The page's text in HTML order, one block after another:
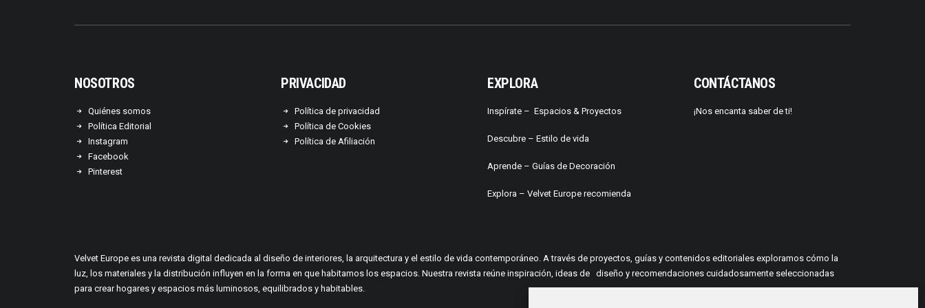
NOSOTROS
Quiénes somos
Política Editorial
Instagram
Facebook
Pinterest
PRIVACIDAD
Política de privacidad
Política de Cookies
Política de Afiliación
EXPLORA
Inspírate – Espacios & Proyectos
Descubre – Estilo de vida
Aprende – Guías de Decoración
Explora – Velvet Europe recomienda
CONTÁCTANOS
¡Nos encanta saber de ti!
Velvet Europe es una revista digital dedicada al diseño de interiores, la arquitectura y el estilo de vida contemporáneo. A través de proyectos, guías y contenidos editoriales exploramos cómo la
luz, los materiales y la distribución influyen en la forma en que habitamos los espacios. Nuestra revista reúne inspiración, ideas de diseño y recomendaciones cuidadosamente seleccionadas
para crear hogares y espacios más luminosos, equilibrados y habitables.